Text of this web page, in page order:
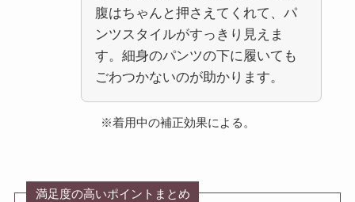
腹はちゃんと押さえてくれて、パ
ンツスタイルがすっきり見えま
す。細身のパンツの下に履いても
ごわつかないのが助かります。
※着用中の補正効果による。
満足度の高いポイントまとめ